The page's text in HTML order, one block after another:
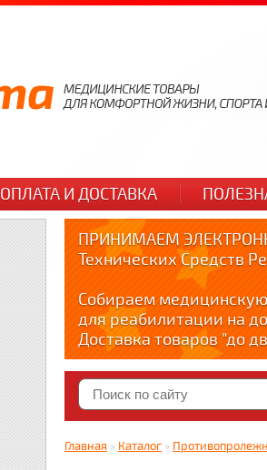
ОПЛАТА И ДОСТАВКА
ПРИНИМАЕМ
Технических Средств
Собираем
для реабилитации на
Доставка товаров "до
по тел. +79178595365
Краткие видео обзоры
YOUTUBE:
Яндекс. Дзен: dzen.ru/
zabota16.ru
Всегда на связи !!!
Главная » Каталог »